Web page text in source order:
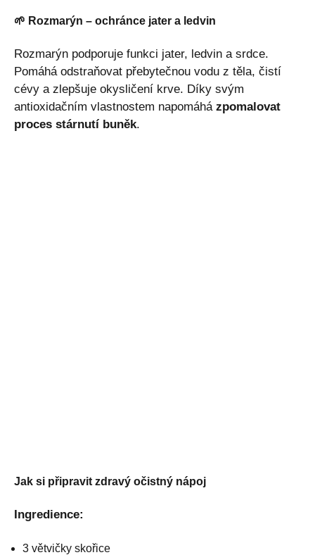
🌱 Rozmarýn – ochránce jater a ledvin
Rozmarýn podporuje funkci jater, ledvin a srdce.
Pomáhá odstraňovat přebytečnou vodu z těla, čistí
cévy a zlepšuje okysličení krve. Díky svým
antioxidačním vlastnostem napomáhá zpomalovat
proces stárnutí buněk.
Jak si připravit zdravý očistný nápoj
Ingredience:
3 větvičky skořice